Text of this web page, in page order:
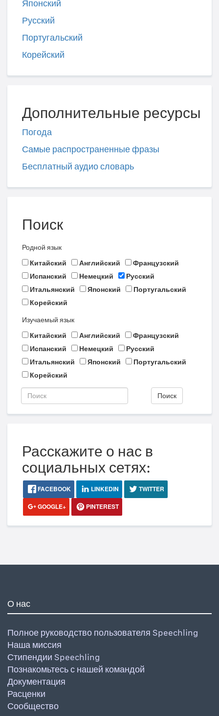
Японский
Русский
Португальский
Корейский
Дополнительные ресурсы
Погода
Самые распространенные фразы
Бесплатный аудио словарь
Поиск
Родной язык
Китайский
Английский
Французский
Испанский
Немецкий
Русский
Итальянский
Японский
Португальский
Корейский
Изучаемый язык
Китайский
Английский
Французский
Испанский
Немецкий
Русский
Итальянский
Японский
Португальский
Корейский
Поиск
Расскажите о нас в
социальных сетях:
FACEBOOK LINKEDIN
TWITTER
GOOGLE+
PINTEREST
О нас
Полное руководство пользователя Speechling
Наша миссия
Стипендии Speechling
Познакомьтесь с нашей командой
Документация
Расценки
Сообщество